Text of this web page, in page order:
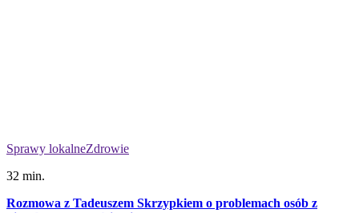
Sprawy lokalneZdrowie
32 min.
Rozmowa z Tadeuszem Skrzypkiem o problemach osób z